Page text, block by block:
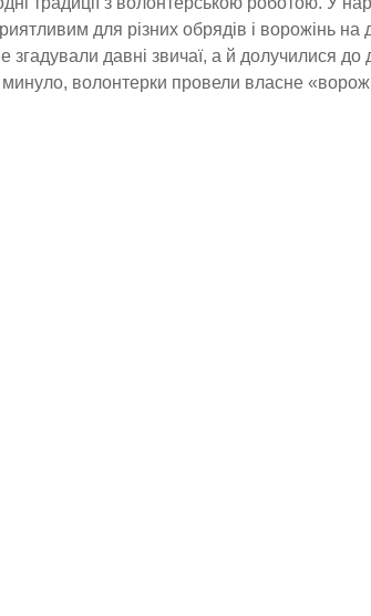
для різних обрядів і ворожінь на
згадували давні звичаї, а й долучилися
волонтерки провели власне